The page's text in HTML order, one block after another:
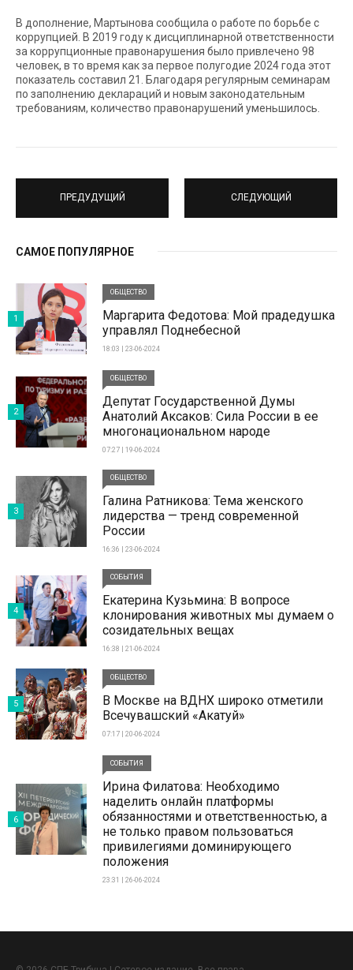
В дополнение, Мартынова сообщила о работе по борьбе с
коррупцией. В 2019 году к дисциплинарной ответственности
за коррупционные правонарушения было привлечено 98
человек, в то время как за первое полугодие 2024 года этот
показатель составил 21. Благодаря регулярным семинарам
по заполнению деклараций и новым законодательным
требованиям, количество правонарушений уменьшилось.
ПРЕДУДУЩИЙ СЛЕДУЮЩИЙ
САМОЕ ПОПУЛЯРНОЕ
ОБЩЕСТВО
Маргарита Федотова: Мой прадедушка
управлял Поднебесной
18:03 | 23-06-2024
1
ОБЩЕСТВО
Депутат Государственной Думы
Анатолий Аксаков: Сила России в ее
многонациональном народе
07:27 | 19-06-2024
2
ОБЩЕСТВО
Галина Ратникова: Тема женского
лидерства — тренд современной
России
16:36 | 23-06-2024
3
СОБЫТИЯ
Екатерина Кузьмина: В вопросе
клонирования животных мы думаем о
созидательных вещах
16:38 | 21-06-2024
4
ОБЩЕСТВО
В Москве на ВДНХ широко отметили
Всечувашский «Акатуй»
07:17 | 20-06-2024
5
СОБЫТИЯ
Ирина Филатова: Необходимо
наделить онлайн платформы
обязанностями и ответственностью, а
не только правом пользоваться
привилегиями доминирующего
положения
23:31 | 26-06-2024
6